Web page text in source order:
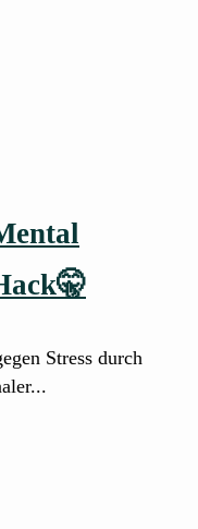
Stress durch